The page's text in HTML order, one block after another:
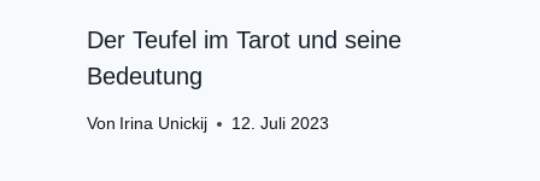
Der Teufel im Tarot und seine
Bedeutung
Von Irina Unickij 12. Juli 2023